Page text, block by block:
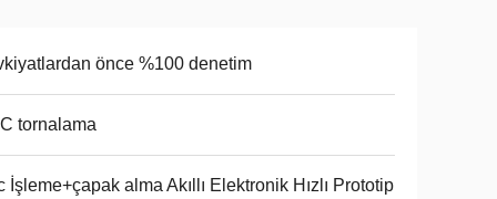
önce %100 denetim
tornalama
İşleme+çapak alma Akıllı Elektronik Hızlı Prototip